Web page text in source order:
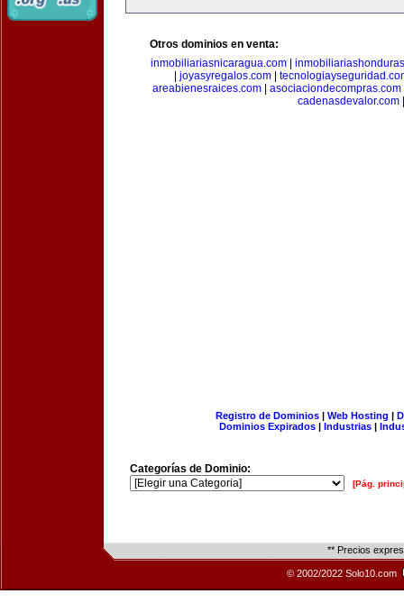
Otros dominios en venta:
inmobiliariasnicaragua.com|
joyasyregalos.com
areabienesraices.com| asociaciondecompras.com
cadenasdevalor.com|
Registro de Dominios| Web Hosting |
Dominios Expirados | Industrias |
Categorías de Dominio:
[Pág.
** Precios
© 2002/2022 Solo10.com